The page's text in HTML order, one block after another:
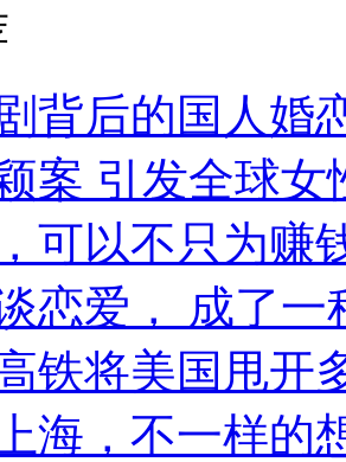
背后的国人婚
案 引发全球女
可以不只为赚
恋爱， 成了一
铁将美国甩开
海，不一样的